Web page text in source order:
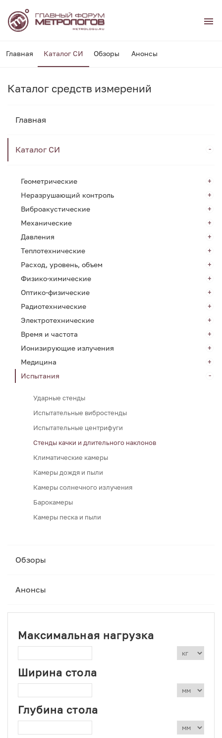
Главная Каталог СИ Обзоры Анонсы
Каталог средств измерений
Главная
Каталог СИ
Геометрические
Неразрушающий контроль
Виброакустические
Механические
Давления
Теплотехнические
Расход, уровень, объем
Физико-химические
Оптико-физические
Радиотехнические
Электротехнические
Время и частота
Ионизирующие излучения
Медицина
Испытания
Ударные стенды
Испытательные вибростенды
Испытательные центрифуги
Стенды качки и длительного наклонов
Климатические камеры
Камеры дождя и пыли
Камеры солнечного излучения
Барокамеры
Камеры песка и пыли
Обзоры
Анонсы
Максимальная нагрузка
Ширина стола
Глубина стола